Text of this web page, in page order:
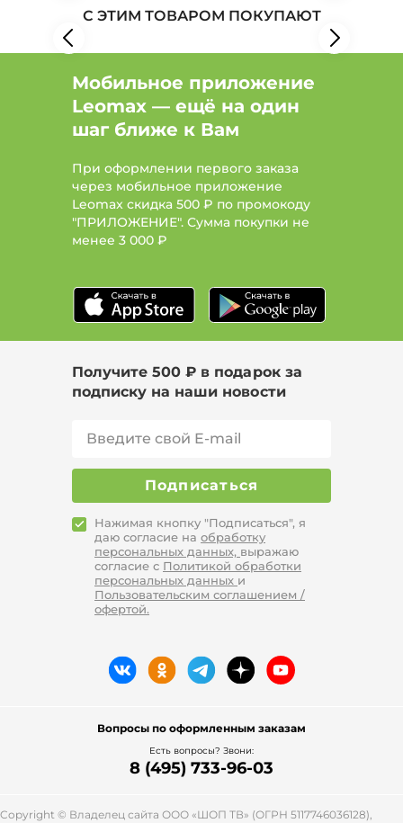
С ЭТИМ ТОВАРОМ ПОКУПАЮТ
Мобильное приложение
Leomax — ещё на один
шаг ближе к Вам
При оформлении первого заказа
через мобильное приложение
Leomax скидка 500 ₽ по промокоду
"ПРИЛОЖЕНИЕ". Сумма покупки не
менее 3 000 ₽
Получите 500 ₽ в подарок за
подписку на наши новости
Подписаться
Нажимая кнопку "Подписаться", я
даю согласие на обработку
персональных данных, выражаю
согласие с Политикой обработки
персональных данных и
Пользовательским соглашением /
офертой.
Вопросы по оформленным заказам
Есть вопросы? Звони:
8 (495) 733-96-03
Copyright © Владелец сайта ООО «ШОП ТВ» (ОГРН 5117746036128),